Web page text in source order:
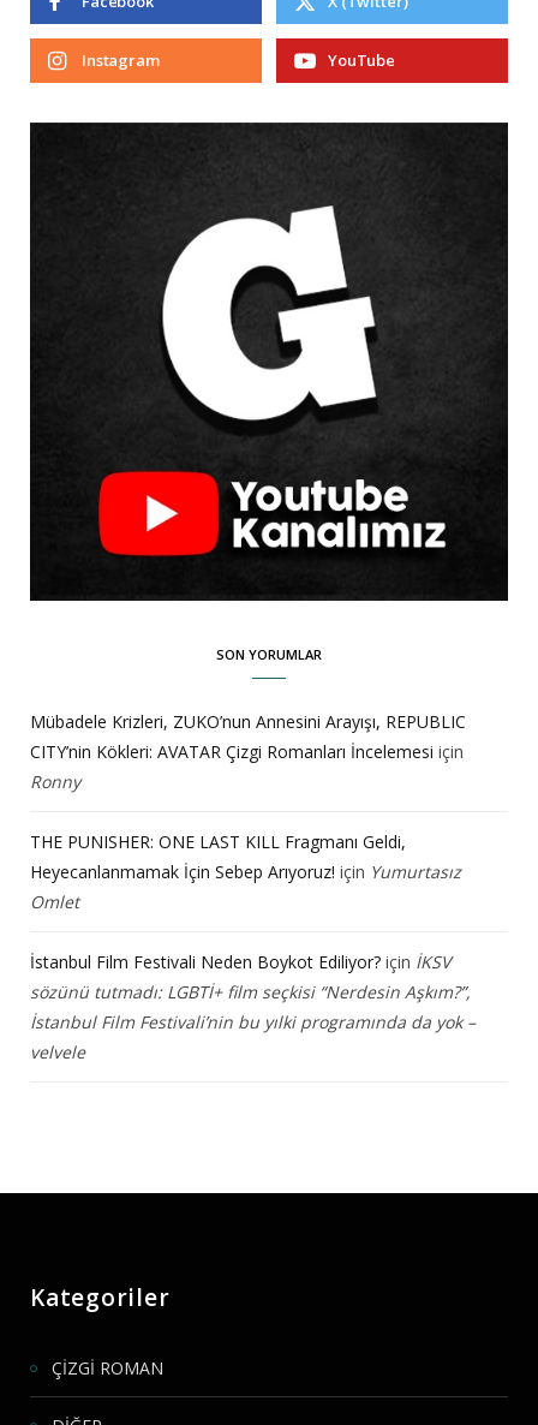
Instagram YouTube
SON YORUMLAR
Mübadele Krizleri, ZUKO’nun Annesini Arayışı, REPUBLIC
CITY’nin Kökleri: AVATAR Çizgi Romanları İncelemesi için
Ronny
THE PUNISHER: ONE LAST KILL Fragmanı Geldi,
Heyecanlanmamak İçin Sebep Arıyoruz! için Yumurtasız
Omlet
İstanbul Film Festivali Neden Boykot Ediliyor? için İKSV
sözünü tutmadı: LGBTİ+ film seçkisi “Nerdesin Aşkım?”,
İstanbul Film Festivali’nin bu yılki programında da yok –
velvele
Kategoriler
ÇİZGİ ROMAN